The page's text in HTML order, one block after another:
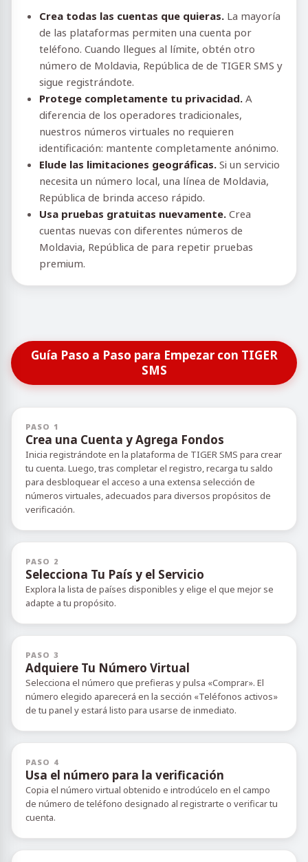
Crea todas las cuentas que quieras. La mayoría
de las plataformas permiten una cuenta por
teléfono. Cuando llegues al límite, obtén otro
número de Moldavia, República de de TIGER SMS y
sigue registrándote.
Protege completamente tu privacidad. A
diferencia de los operadores tradicionales,
nuestros números virtuales no requieren
identificación: mantente completamente anónimo.
Elude las limitaciones geográficas. Si un servicio
necesita un número local, una línea de Moldavia,
República de brinda acceso rápido.
Usa pruebas gratuitas nuevamente. Crea
cuentas nuevas con diferentes números de
Moldavia, República de para repetir pruebas
premium.
Guía Paso a Paso para Empezar con TIGER
SMS
PASO 1
Crea una Cuenta y Agrega Fondos
Inicia registrándote en la plataforma de TIGER SMS para crear
tu cuenta. Luego, tras completar el registro, recarga tu saldo
para desbloquear el acceso a una extensa selección de
números virtuales, adecuados para diversos propósitos de
verificación.
PASO 2
Selecciona Tu País y el Servicio
Explora la lista de países disponibles y elige el que mejor se
adapte a tu propósito.
PASO 3
Adquiere Tu Número Virtual
Selecciona el número que prefieras y pulsa «Comprar». El
número elegido aparecerá en la sección «Teléfonos activos»
de tu panel y estará listo para usarse de inmediato.
PASO 4
Usa el número para la verificación
Copia el número virtual obtenido e introdúcelo en el campo
de número de teléfono designado al registrarte o verificar tu
cuenta.